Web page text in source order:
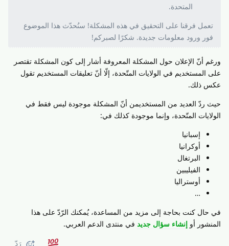
المتحدة.
تعمل فرقنا على التحقيق في هذه المشكلة! سنُحدّث هذا الموضوع
فور ورود معلومات جديدة. شكرًا لصبركم!
ورغم أنّ الإعلان حول المشكلة المعروفة أشار إلى كون المشكلة تقتصر
على المستخديم في الولايات المتّحدة، إلّا أنّ تعليقات المستخديم تقول
عكس ذلك.
حيث ردّ العديد من المستخديمن أنّ المشكلة موجودة ليس فقط في
الولايات المتّحدة، وإنما موجودة كذلك في:
إسبانيا
أوكرانيا
البرتغال
الفيليبين
أوستراليا
…
في حال كنت بحاجة إلى مزيد من المساعدة، يُمكنك الرّدّ على هذا
المنشور أو إنشاء سؤال جديد في منتدى الدعم العربي.
رَدّ